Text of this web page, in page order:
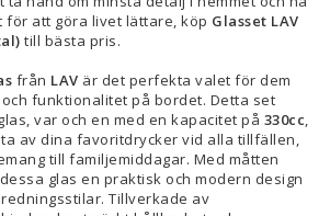
för att göra livet lättare, köp Glasset LAV
till bästa pris.
från LAV är det perfekta valet för dem
funktionalitet på bordet. Detta set
var och en med en kapacitet på 330cc,
av dina favoritdrycker vid alla tillfällen,
till familjemiddagar. Med måtten
glas en praktisk och modern design
Tillverkade av